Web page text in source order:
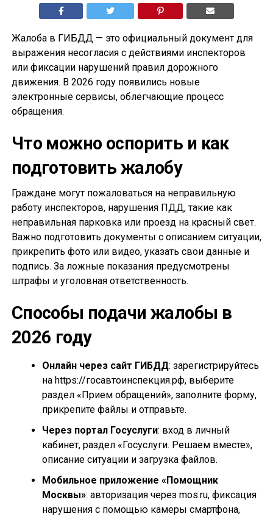
Жалоба в ГИБДД — это официальный документ для
выражения несогласия с действиями инспекторов
или фиксации нарушений правил дорожного
движения. В 2026 году появились новые
электронные сервисы, облегчающие процесс
обращения.
Что можно оспорить и как
подготовить жалобу
Граждане могут пожаловаться на неправильную
работу инспекторов, нарушения ПДД, такие как
неправильная парковка или проезд на красный свет.
Важно подготовить документы с описанием ситуации,
прикрепить фото или видео, указать свои данные и
подпись. За ложные показания предусмотрены
штрафы и уголовная ответственность.
Способы подачи жалобы в
2026 году
Онлайн через сайт ГИБДД: зарегистрируйтесь
на https://госавтоинспекция.рф, выберите
раздел «Прием обращений», заполните форму,
прикрепите файлы и отправьте.
Через портал Госуслуги: вход в личный
кабинет, раздел «Госуслуги. Решаем вместе»,
описание ситуации и загрузка файлов.
Мобильное приложение «Помощник
Москвы»: авторизация через mos.ru, фиксация
нарушения с помощью камеры смартфона,